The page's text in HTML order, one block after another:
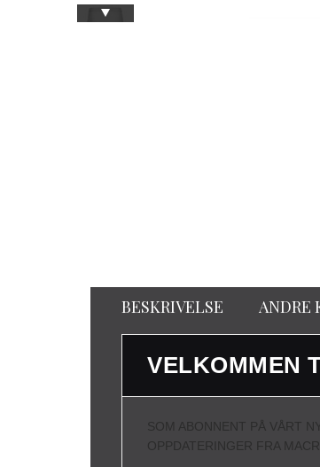
BESKRIVELSE ANDRE
VELKOMMEN
SOM ABONNENT PÅ VÅRT
OPPDATERINGER FRA